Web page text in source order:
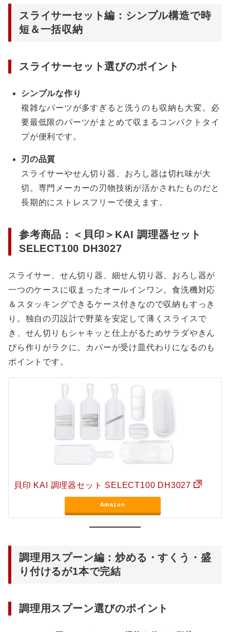
スライサーセット編：シンプル構造で時
短＆一括収納
スライサーセット選びのポイント
シンプルな作り
複雑なパーツが多すぎると洗うのも収納も大変。必
要最低限のパーツがまとめて収まるコンパクトタイ
プが便利です。
刃の品質
スライサーやせん切り器、おろし器は切れ味が大
切。専門メーカーの刃物技術が活かされたものだと
長期的にストレスフリーで使えます。
参考商品：＜貝印＞KAI 調理器セット
SELECT100 DH3027
スライサー、せん切り器、細せん切り器、おろし器が
一つのケースに収まったオールインワン。食洗機対応
＆スタッキングできるケース付きなので収納もすっき
り。独自の刃設計で野菜を安定して薄くスライスで
き、せん切りもシャキッと仕上がるためサラダやきん
ぴら作りがラクに。カバーが受け皿代わりになるのも
ポイントです。
貝印 KAI 調理器セット SELECT100 DH3027
Amazon
調理用スプーン編：炒める・すくう・盛
り付けるが1本で完結
調理用スプーン選びのポイント